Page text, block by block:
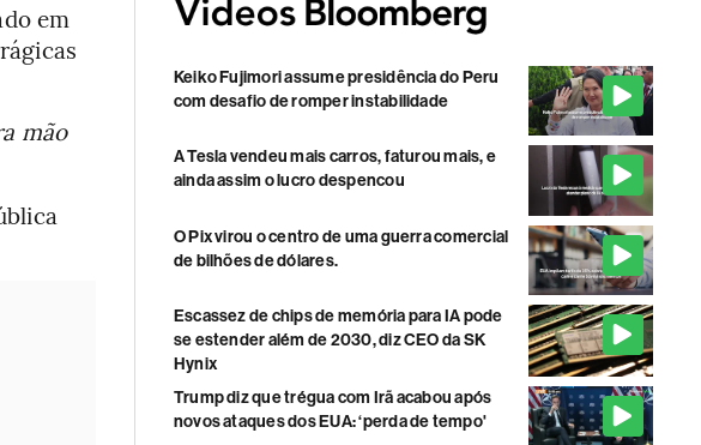
em
mão
Keiko Fujimori assume presidência do Peru
com desafio de romper instabilidade
A Tesla vendeu mais carros, faturou mais, e
ainda assim o lucro despencou
O Pix virou o centro de uma guerra comercial
de bilhões de dólares.
Escassez de chips de memória para IA pode
se estender além de 2030, diz CEO da SK
Hynix
Trump diz que trégua com Irã acabou após
novos ataques dos EUA: ‘perda de tempo'